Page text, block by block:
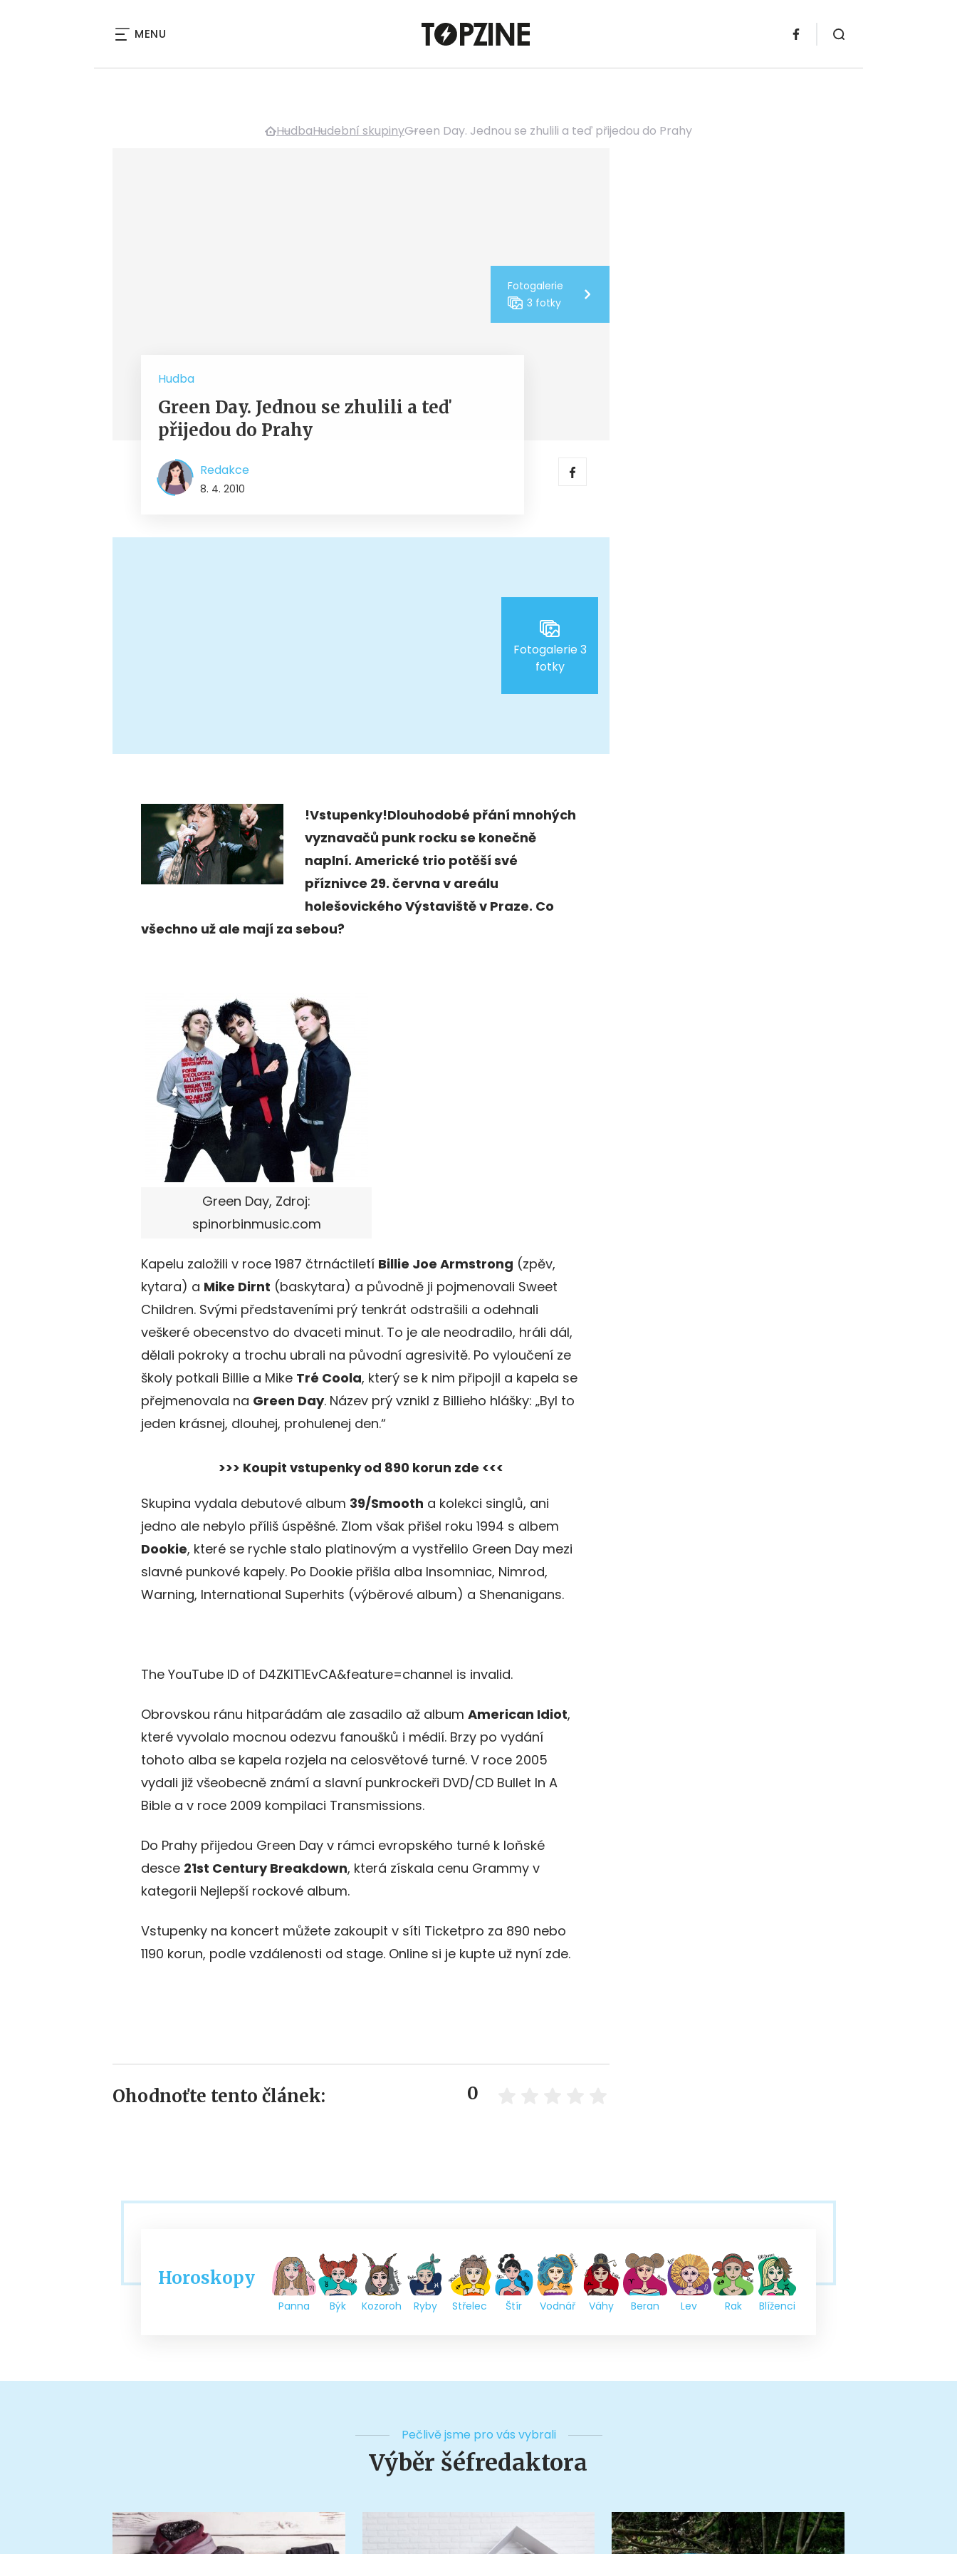
MENU
HudbaHudební skupinyGreen Day. Jednou se zhulili a teď přijedou do Prahy
Fotogalerie
3 fotky
Hudba
Green Day. Jednou se zhulili a teď
přijedou do Prahy
Redakce
8. 4. 2010
Fotogalerie 3
fotky
!Vstupenky!Dlouhodobé přání mnohých
vyznavačů punk rocku se konečně
naplní. Americké trio potěší své
příznivce 29. června v areálu
holešovického Výstaviště v Praze. Co
všechno už ale mají za sebou?
Green Day, Zdroj:
spinorbinmusic.com
Kapelu založili v roce 1987 čtrnáctiletí Billie Joe Armstrong (zpěv,
kytara) a Mike Dirnt (baskytara) a původně ji pojmenovali Sweet
Children. Svými představeními prý tenkrát odstrašili a odehnali
veškeré obecenstvo do dvaceti minut. To je ale neodradilo, hráli dál,
dělali pokroky a trochu ubrali na původní agresivitě. Po vyloučení ze
školy potkali Billie a Mike Tré Coola, který se k nim připojil a kapela se
přejmenovala na Green Day. Název prý vznikl z Billieho hlášky: „Byl to
jeden krásnej, dlouhej, prohulenej den.“
>>> Koupit vstupenky od 890 korun zde <<<
Skupina vydala debutové album 39/Smooth a kolekci singlů, ani
jedno ale nebylo příliš úspěšné. Zlom však přišel roku 1994 s albem
Dookie, které se rychle stalo platinovým a vystřelilo Green Day mezi
slavné punkové kapely. Po Dookie přišla alba Insomniac, Nimrod,
Warning, International Superhits (výběrové album) a Shenanigans.
The YouTube ID of D4ZKlT1EvCA&feature=channel is invalid.
Obrovskou ránu hitparádám ale zasadilo až album American Idiot,
které vyvolalo mocnou odezvu fanoušků i médií. Brzy po vydání
tohoto alba se kapela rozjela na celosvětové turné. V roce 2005
vydali již všeobecně známí a slavní punkrockeři DVD/CD Bullet In A
Bible a v roce 2009 kompilaci Transmissions.
Do Prahy přijedou Green Day v rámci evropského turné k loňské
desce 21st Century Breakdown, která získala cenu Grammy v
kategorii Nejlepší rockové album.
Vstupenky na koncert můžete zakoupit v síti Ticketpro za 890 nebo
1190 korun, podle vzdálenosti od stage. Online si je kupte už nyní zde.
Ohodnoťte tento článek: 0
Horoskopy
Panna Býk Kozoroh Ryby Střelec Štír Vodnář Váhy Beran Lev Rak Blíženci
Pečlivě jsme pro vás vybrali
Výběr šéfredaktora